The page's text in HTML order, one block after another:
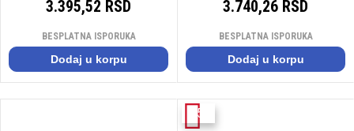
3.395,52 RSD
BESPLATNA ISPORUKA
Dodaj u korpu
3.740,26 RSD
BESPLATNA ISPORUKA
Dodaj u korpu
-15%